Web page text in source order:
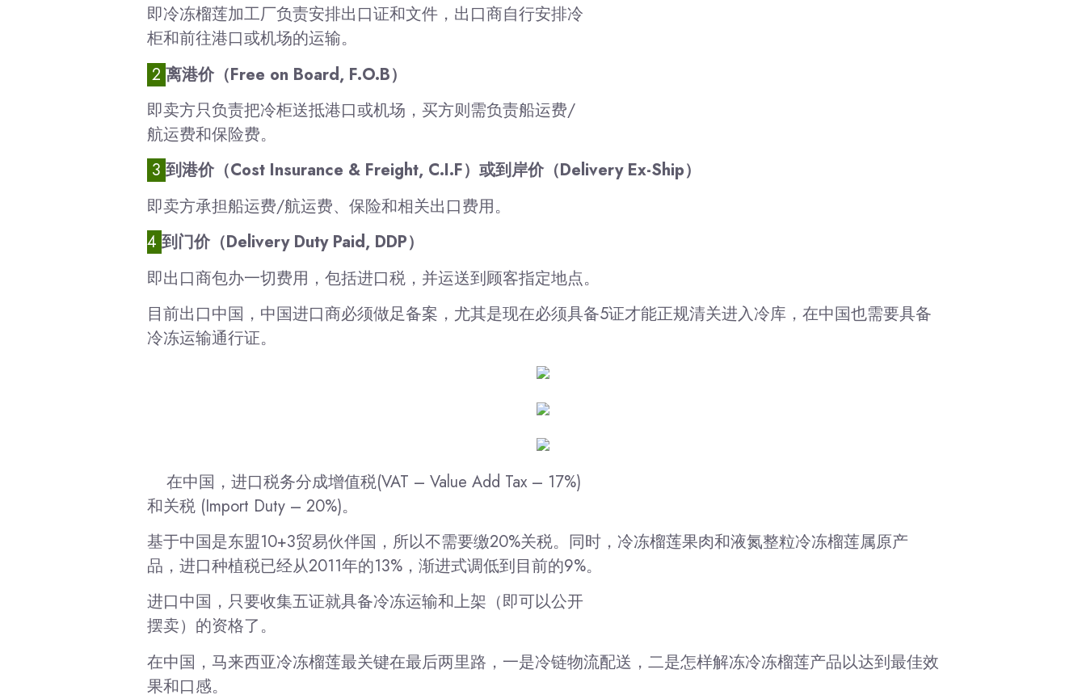
即冷冻榴莲加工厂负责安排出口证和文件，出口商自行安排冷
柜和前往港口或机场的运输。
2 离港价（Free on Board, F.O.B）
即卖方只负责把冷柜送抵港口或机场，买方则需负责船运费/
航运费和保险费。
3 到港价（Cost Insurance & Freight, C.I.F）或到岸价（Delivery Ex-Ship）
即卖方承担船运费/航运费、保险和相关出口费用。
4 到门价（Delivery Duty Paid, DDP）
即出口商包办一切费用，包括进口税，并运送到顾客指定地点。
目前出口中国，中国进口商必须做足备案，尤其是现在必须具备5证才能正规清关进入冷库，在中国也需要具备
冷冻运输通行证。
在中国，进口税务分成增值税(VAT – Value Add Tax – 17%)
和关税 (Import Duty – 20%)。
基于中国是东盟10+3贸易伙伴国，所以不需要缴20%关税。同时，冷冻榴莲果肉和液氮整粒冷冻榴莲属原产
品，进口种植税已经从2011年的13%，渐进式调低到目前的9%。
进口中国，只要收集五证就具备冷冻运输和上架（即可以公开
摆卖）的资格了。
在中国，马来西亚冷冻榴莲最关键在最后两里路，一是冷链物流配送，二是怎样解冻冷冻榴莲产品以达到最佳效
果和口感。